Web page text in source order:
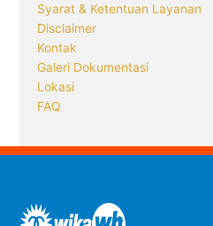
Syarat & Ketentuan Layanan
Disclaimer
Kontak
Galeri Dokumentasi
Lokasi
FAQ